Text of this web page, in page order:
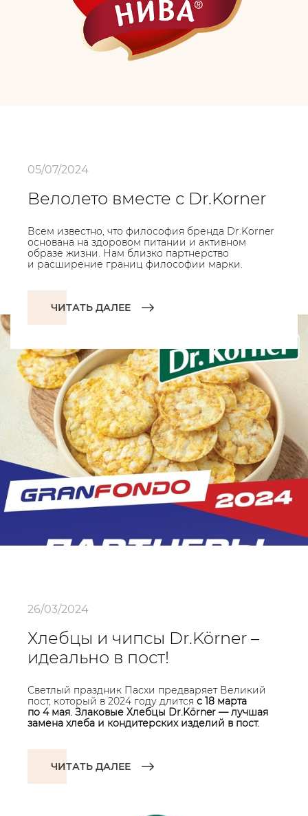
05/07/2024
Велолето вместе с Dr.Korner
Всем известно, что философия бренда Dr.Korner
основана на здоровом питании и активном
образе жизни. Нам близко партнерство
и расширение границ философии марки.
ЧИТАТЬ ДАЛЕЕ
26/03/2024
Хлебцы и чипсы Dr.Körner –
идеально в пост!
Светлый праздник Пасхи предваряет Великий
пост, который в 2024 году длится с 18 марта
по 4 мая. Злаковые Хлебцы Dr.Körner — лучшая
замена хлеба и кондитерских изделий в пост.
ЧИТАТЬ ДАЛЕЕ